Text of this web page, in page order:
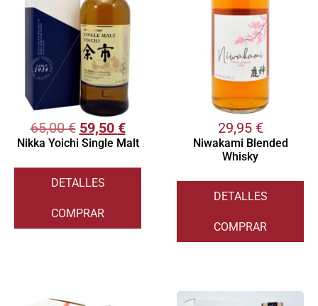
65,00€ 59,50 €
Nikka Yoichi Single Malt
DETALLES
COMPRAR
29,95 €
Niwakami Blended
Whisky
DETALLES
COMPRAR